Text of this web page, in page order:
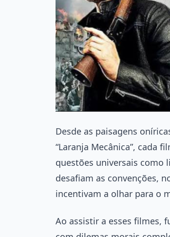
Desde as paisagens
“Laranja Mecânica”, cada
questões universais como
desafiam as convenções,
incentivam a olhar para o
Ao assistir a esses filmes,